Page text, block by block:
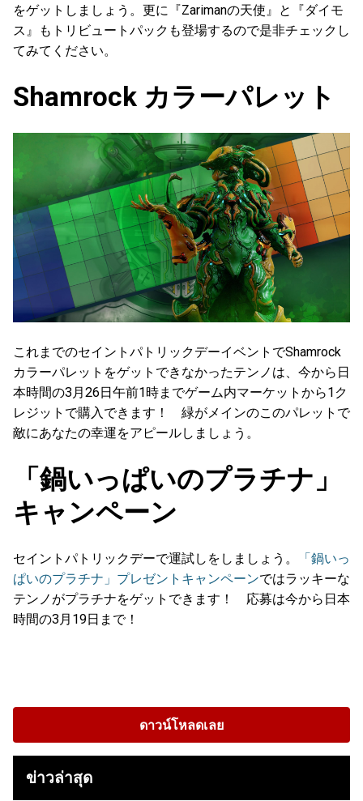
をゲットしましょう。更に『Zarimanの天使』と『ダイモ
ス』もトリビュートパックも登場するので是非チェックし
てみてください。
Shamrock カラーパレット
これまでのセイントパトリックデーイベントでShamrock
カラーパレットをゲットできなかったテンノは、今から日
本時間の3月26日午前1時までゲーム内マーケットから1ク
レジットで購入できます！ 緑がメインのこのパレットで
敵にあなたの幸運をアピールしましょう。
「鍋いっぱいのプラチナ」
キャンペーン
セイントパトリックデーで運試しをしましょう。
「鍋いっ
ぱいのプラチナ」プレゼントキャンペーンではラッキーな
テンノがプラチナをゲットできます！ 応募は今から日本
時間の3月19日まで！
ดาวน์โหลดเลย
ข่าวล่าสุด